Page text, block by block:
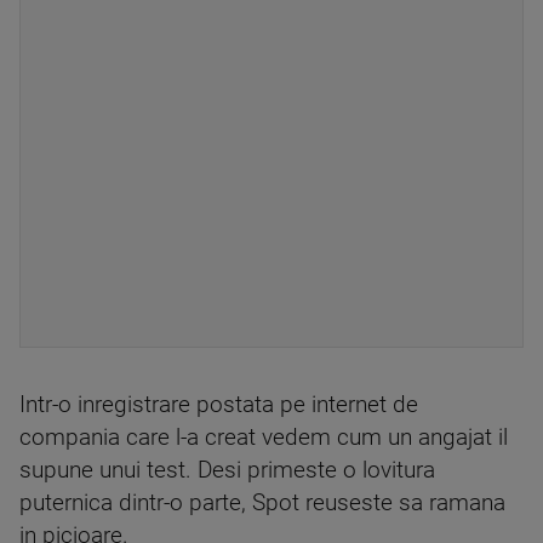
Intr-o inregistrare postata pe internet de
compania care l-a creat vedem cum un angajat il
supune unui test. Desi primeste o lovitura
puternica dintr-o parte, Spot reuseste sa ramana
in picioare.